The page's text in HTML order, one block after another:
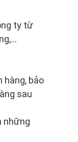
ty từ
hàng, bảo
sau
những